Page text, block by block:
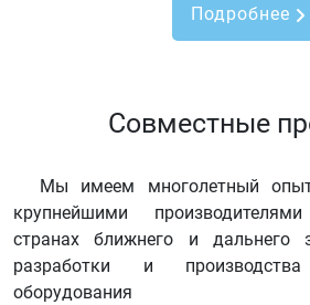
Подробнее
Совместные
Мы имеем многолетный
крупнейшими
странах ближнего и дальнего
разработки и производства
оборудования